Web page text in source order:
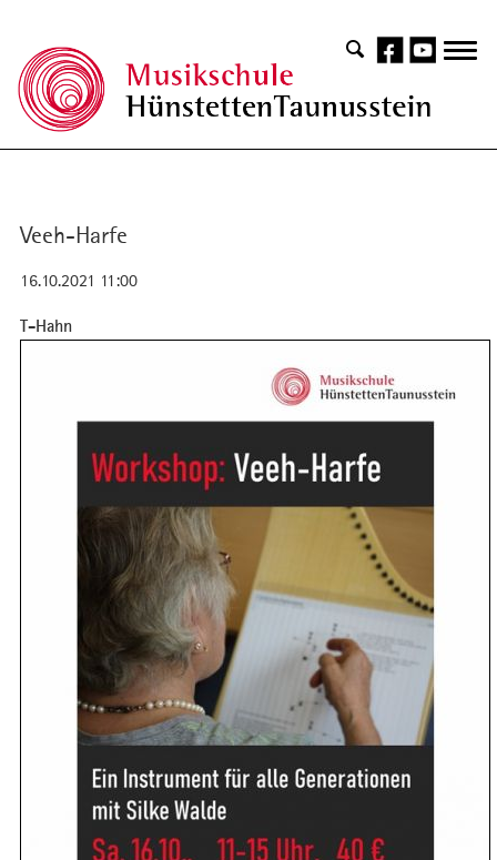
Veeh-Harfe
16.10.2021 11:00
T-Hahn